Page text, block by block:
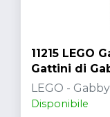
11215 LEGO
Gattini di
LEGO -
Disponibile